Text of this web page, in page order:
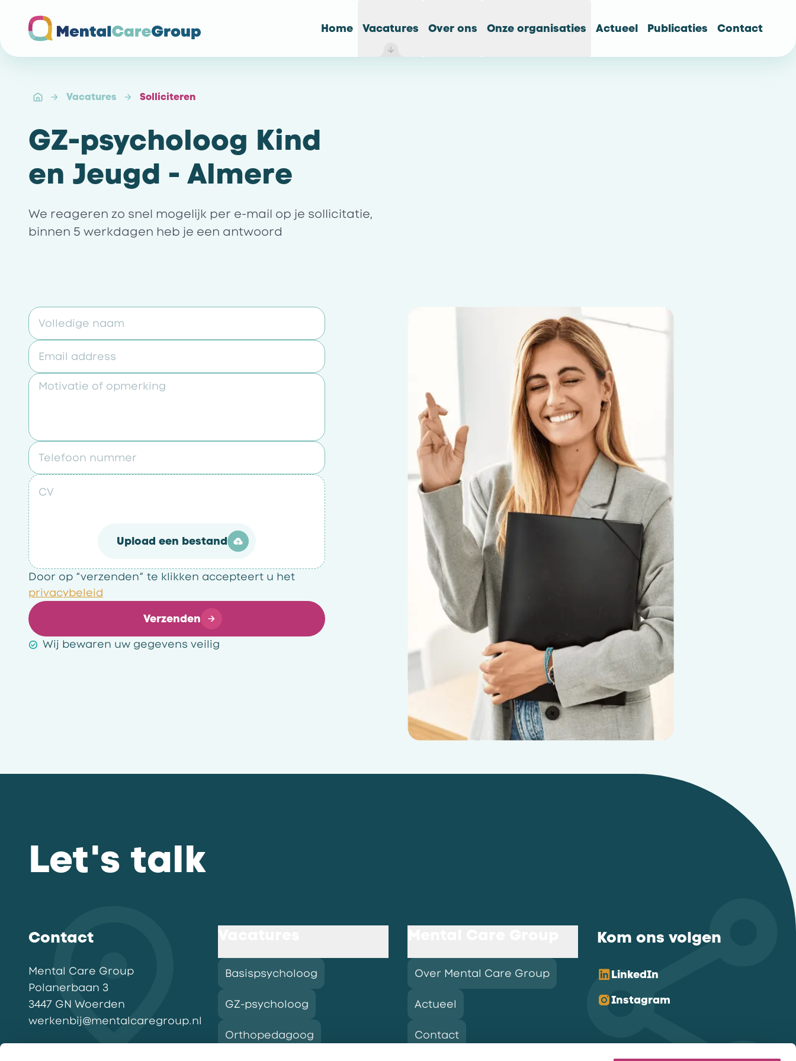
Home Vacatures Over ons Onze organisaties Actueel Publicaties Contact
Vacatures Solliciteren
GZ-psycholoog Kind
en Jeugd - Almere
We reageren zo snel mogelijk per e-mail op je sollicitatie,
binnen 5 werkdagen heb je een antwoord
Volledige naam
Email address
Motivatie of opmerking
Telefoon nummer
CV
Upload een bestand
Door op “verzenden” te klikken accepteert u het
privacybeleid
Verzenden
Wij bewaren uw gegevens veilig
Let's talk
Contact
Mental Care Group
Polanerbaan 3
3447 GN Woerden
werkenbij@mentalcaregroup.nl
Basispsycholoog
GZ-psycholoog
Orthopedagoog
Over Mental Care Group
Actueel
Contact
Kom ons volgen
LinkedIn
Instagram